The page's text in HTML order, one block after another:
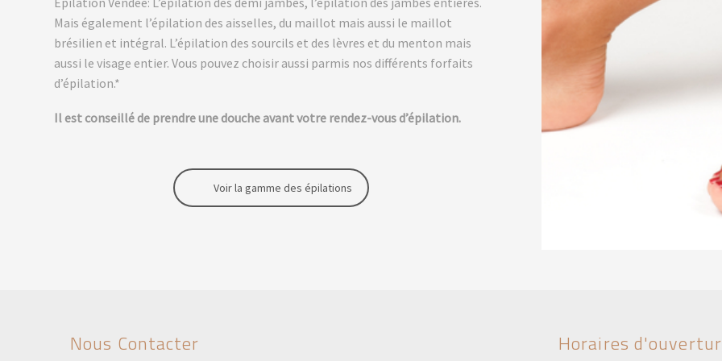
Mais également l’épilation des aisselles, du maillot mais aussi le maillot
brésilien et intégral. L’épilation des sourcils et des lèvres et du menton mais
aussi le visage entier. Vous pouvez choisir aussi parmis nos différents forfaits
d’épilation.*
Il est conseillé de prendre une douche avant votre rendez-vous d’épilation.
Voir la gamme des épilations
Nous Contacter Horaires